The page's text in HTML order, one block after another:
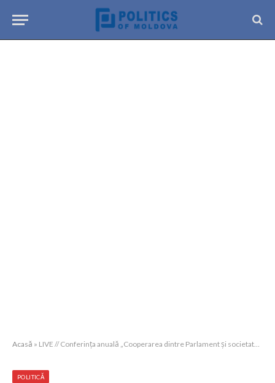
Acasă » LIVE // Conferința anuală „Cooperarea dintre Parlament și societatea civilă”
POLITICĂ